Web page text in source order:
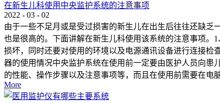
在新生儿科使用中央监护系统的注意事项
2022 - 03 - 02
由于一些不足月或是受过损害的新生儿在出生后往往还缺
也是很高的。下面讲解在新生儿科使用该系统的注意事项
损坏，同时还要对使用的环境以及电源通讯设备进行连接
器的使用情况中央监护系统在使用前一定要由医护人员向
的性能、操作步骤以及注意事项等，而且在使用前需要在
More